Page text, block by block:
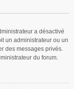
a désactivé
un administrateur ou un
des messages privés.
du forum.